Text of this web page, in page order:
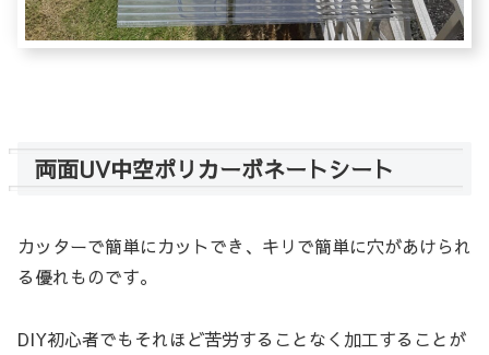
両面UV中空ポリカーボネートシート
カッターで簡単にカットでき、キリで簡単に穴があけられ
る優れものです。
DIY初心者でもそれほど苦労することなく加工することが